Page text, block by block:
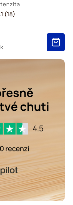
(18)